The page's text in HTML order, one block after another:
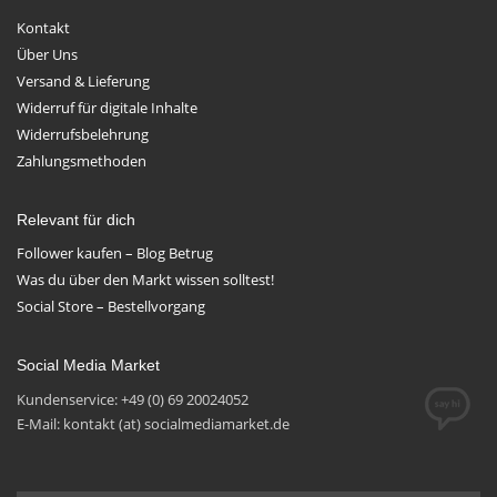
Kontakt
Über Uns
Versand & Lieferung
Widerruf für digitale Inhalte
Widerrufsbelehrung
Zahlungsmethoden
Relevant für dich
Follower kaufen – Blog Betrug
Was du über den Markt wissen solltest!
Social Store – Bestellvorgang
Social Media Market
Kundenservice: +49 (0) 69 20024052
E-Mail: kontakt (at) socialmediamarket.de